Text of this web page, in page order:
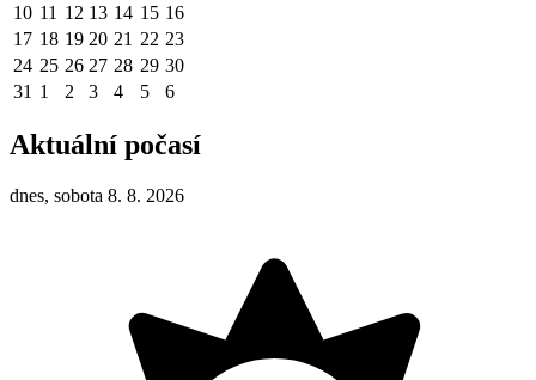
10 11 12 13 14 15 16
17 18 19 20 21 22 23
24 25 26 27 28 29 30
31 1 2 3 4 5 6
Aktuální počasí
dnes, sobota 8. 8. 2026